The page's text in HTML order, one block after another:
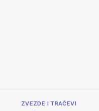
ZVEZDE I TRAČEVI